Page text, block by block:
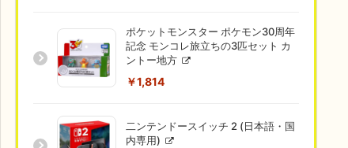
ポケットモンスター ポケモン30周年
記念 モンコレ旅立ちの3匹セット カ
ントー地方
￥1,814
二ンテンドースイッチ 2 (日本語・国
内専用)